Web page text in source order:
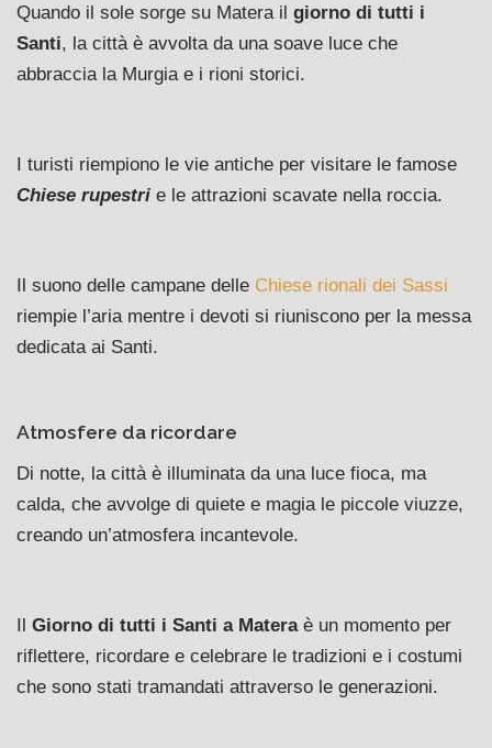
Quando il sole sorge su Matera il giorno di tutti i
Santi, la città è avvolta da una soave luce che
abbraccia la Murgia e i rioni storici.
I turisti riempiono le vie antiche per visitare le famose
Chiese rupestri e le attrazioni scavate nella roccia.
Il suono delle campane delle Chiese rionali dei Sassi
riempie l’aria mentre i devoti si riuniscono per la messa
dedicata ai Santi.
Atmosfere da ricordare
Di notte, la città è illuminata da una luce fioca, ma
calda, che avvolge di quiete e magia le piccole viuzze,
creando un’atmosfera incantevole.
Il Giorno di tutti i Santi a Materaè un momento per
riflettere, ricordare e celebrare le tradizioni e i costumi
che sono stati tramandati attraverso le generazioni.